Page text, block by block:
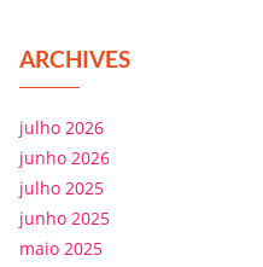
ARCHIVES
julho 2026
junho 2026
julho 2025
junho 2025
maio 2025